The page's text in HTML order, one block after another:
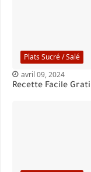
Plats Sucré / Salé
avril 09, 2024
Recette Facile